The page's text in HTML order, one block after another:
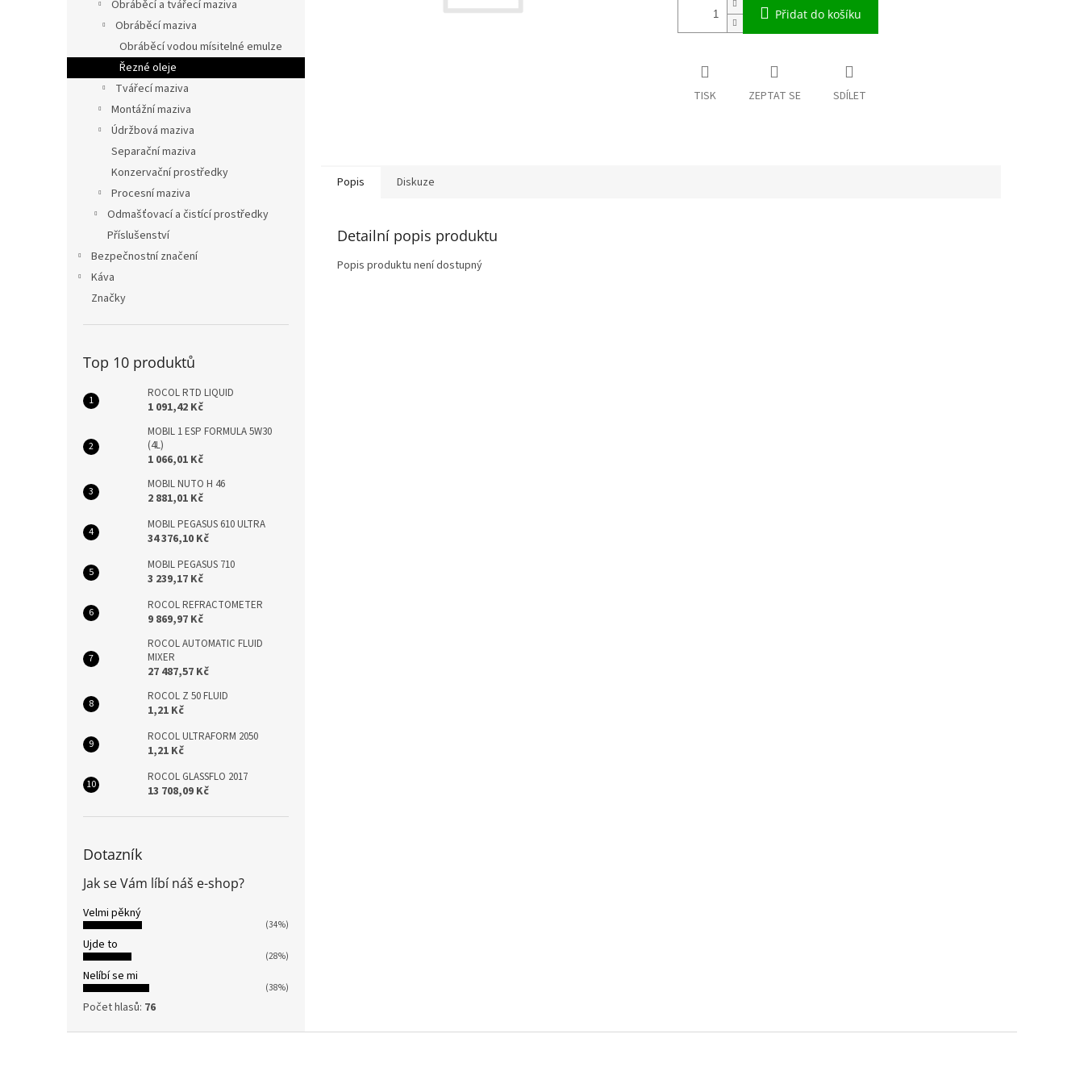
Obráběcí a tvářecí maziva
Obráběcí maziva
Obráběcí vodou mísitelné emulze
Řezné oleje
Tvářecí maziva
Montážní maziva
Údržbová maziva
Separační maziva
Konzervační prostředky
Procesní maziva
Odmašťovací a čistící prostředky
Příslušenství
Bezpečnostní značení
Káva
Značky
Top 10 produktů
ROCOL RTD LIQUID
1 091,42 Kč
MOBIL 1 ESP FORMULA 5W30
(4L)
1 066,01 Kč
MOBIL NUTO H 46
2 881,01 Kč
MOBIL PEGASUS 610 ULTRA
34 376,10 Kč
MOBIL PEGASUS 710
3 239,17 Kč
ROCOL REFRACTOMETER
9 869,97 Kč
ROCOL AUTOMATIC FLUID
MIXER
27 487,57 Kč
ROCOL Z 50 FLUID
1,21 Kč
ROCOL ULTRAFORM 2050
1,21 Kč
ROCOL GLASSFLO 2017
13 708,09 Kč
Dotazník
Jak se Vám líbí náš e-shop?
Velmi pěkný
(34%)
Ujde to
(28%)
Nelíbí se mi
(38%)
Počet hlasů: 76
Přidat do košíku
TISK ZEPTAT SE SDÍLET
Popis Diskuze
Detailní popis produktu
Popis produktu není dostupný